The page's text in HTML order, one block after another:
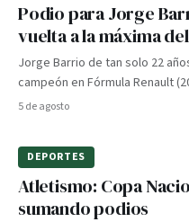
Podio para Jorge
vuelta a la máxima
Jorge Barrio de tan solo 22
campeón en Fórmula Renault
5 de agosto
DEPORTES
Atletismo: Copa
sumando podios